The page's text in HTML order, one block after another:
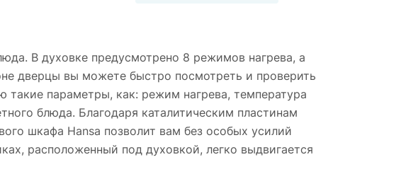
В духовке предусмотрено 8 режимов нагрева, а
дверцы вы можете быстро посмотреть и проверить
параметры, как: режим нагрева, температура
блюда. Благодаря каталитическим пластинам
шкафа Hansa позволит вам без особых усилий
расположенный под духовкой, легко выдвигается